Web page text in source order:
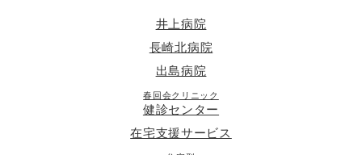
井上病院
長崎北病院
出島病院
春回会クリニック
健診センター
在宅支援サービス